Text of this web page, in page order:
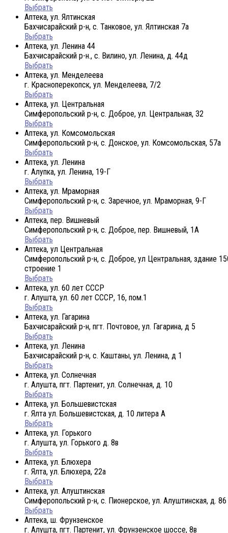
Выбрать
Аптека, ул. Ялтинская
Бахчисарайский р-н, с. Танковое, ул. Ялтинская 7а
Выбрать
Аптека, ул. Ленина 44
Бахчисарайский р-н., с. Вилино, ул. Ленина, д. 44д
Выбрать
Аптека, ул. Менделеева
г. Красноперекопск, ул. Менделеева, 7/2
Выбрать
Аптека, ул. Центральная
Симферопольский р-н, с. Доброе, ул. Центральная, 32
Выбрать
Аптека, ул. Комсомольская
Симферопольский р-н, с. Донское, ул. Комсомольская, 57а
Выбрать
Аптека, ул. Ленина
г. Алупка, ул. Ленина, 19-Г
Выбрать
Аптека, ул. Мраморная
Симферопольский р-н, с. Заречное, ул. Мраморная, 9-Г
Выбрать
Аптека, пер. Вишневый
Симферопольский р-н, с. Доброе, пер. Вишневый, 1А
Выбрать
Аптека, ул Центральная
Симферопольский р-н, с. Доброе, ул Центральная, здание
строение 1
Выбрать
Аптека, ул. 60 лет СССР
г. Алушта, ул. 60 лет СССР, 16, пом.1
Выбрать
Аптека, ул. Гагарина
Бахчисарайский р-н, пгт. Почтовое, ул. Гагарина, д 5
Выбрать
Аптека, ул. Ленина
Бахчисарайский р-н, с. Каштаны, ул. Ленина, д 1
Выбрать
Аптека, ул. Солнечная
г. Алушта, пгт. Партенит, ул. Солнечная, д. 10
Выбрать
Аптека, ул. Большевистская
г. Ялта ул. Большевистская, д. 10 литера А
Выбрать
Аптека, ул. Горького
г. Алушта, ул. Горького д. 8в
Выбрать
Аптека, ул. Блюхера
г. Ялта, ул. Блюхера, 22а
Выбрать
Аптека, ул. Алуштинская
Симферопольский р-н, с. Пионерское, ул. Алуштинская, д. 86
Выбрать
Аптека, ш. Фрунзенское
г. Алушта, пгт. Партенит, ул. Фрунзенское шоссе, 8в